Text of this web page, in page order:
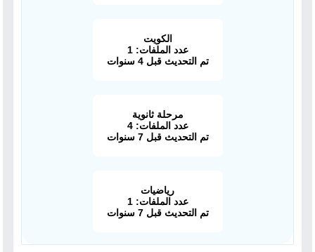
الكويت
عدد الملفات: 1
تم التحديث قبل 4 سنوات
مرحلة ثانوية
عدد الملفات: 4
تم التحديث قبل 7 سنوات
رياضيات
عدد الملفات: 1
تم التحديث قبل 7 سنوات